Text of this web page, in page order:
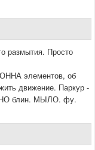
Просто
элементов, об
движение. Паркур -
НО блин. МЫЛО. фу.